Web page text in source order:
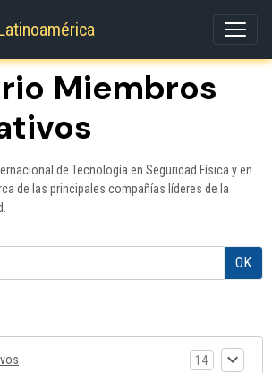
Miembros
de Tecnología en Seguridad Física y en
de las principales compañías líderes de la
OK
14